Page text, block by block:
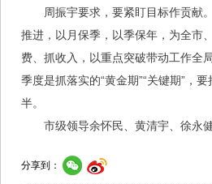
周振宇要求，要紧盯目标作贡献
推进，以月保季，以季保年，为全市
费、抓收入，以重点突破带动工作全
季度是抓落实的“黄金期”“关键期”，
半。
市级领导余怀民、黄清宇、徐永
分享到：